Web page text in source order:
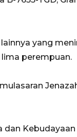
yang
perempuan.